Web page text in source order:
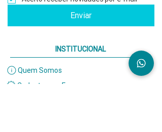
Enviar
INSTITUCIONAL
Quem Somos
Cadastre sua Empresa